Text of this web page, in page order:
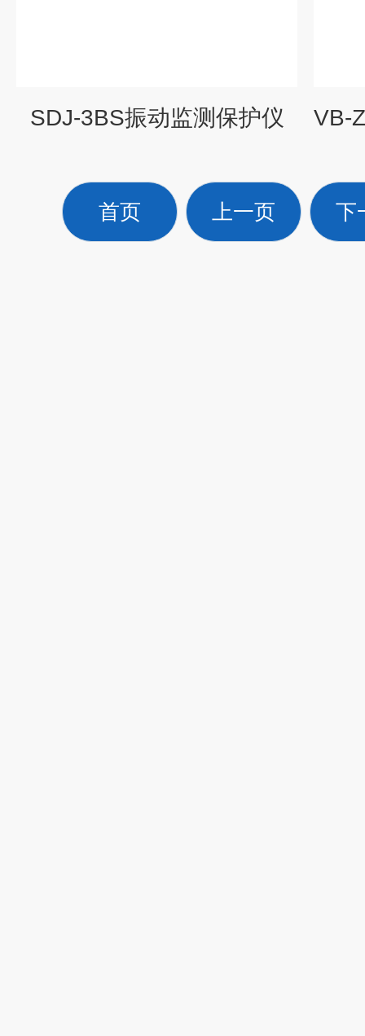
SDJ-3BS振动监测保护仪
首页 上一页 下